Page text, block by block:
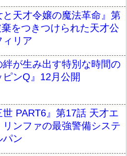
と天才令嬢の魔法革命』第
をつきつけられた天才公
ィリア
絆が生み出す特別な時間の
ンQ』12月公開
世 PART6』第17話 天才エ
リンファの最強警備システ
パン